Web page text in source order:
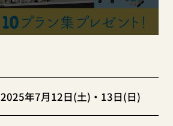
2025年7月12日(土)・13日(日)